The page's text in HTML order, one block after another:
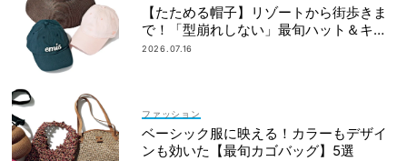
【たためる帽子】リゾートから街歩きま
で！「型崩れしない」最旬ハット＆キャ
ップ
2026.07.16
ファッション
ベーシック服に映える！カラーもデザイ
ンも効いた【最旬カゴバッグ】5選